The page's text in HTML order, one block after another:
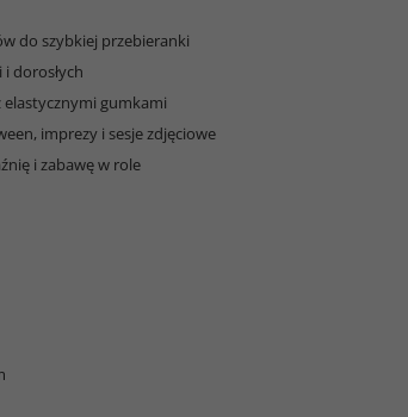
do szybkiej przebieranki
dorosłych
elastycznymi gumkami
imprezy i sesje zdjęciowe
i zabawę w role